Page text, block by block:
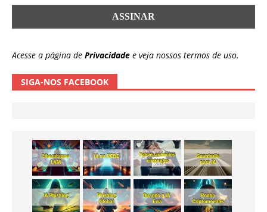
Acesse a página de Privacidade e veja nossos termos de uso.
SIGA-NOS FACEBOOK